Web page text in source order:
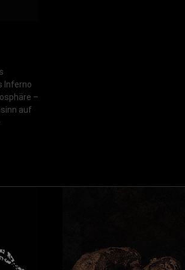
Inferno
–
auf